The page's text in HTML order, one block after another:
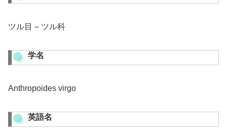
ツル目 – ツル科
学名
Anthropoides virgo
英語名